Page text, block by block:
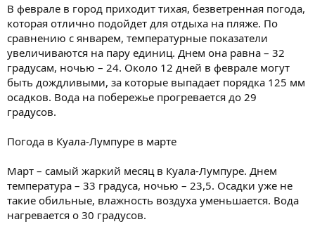
В феврале в город приходит тихая, безветренная погода,
которая отлично подойдет для отдыха на пляже. По
сравнению с январем, температурные показатели
увеличиваются на пару единиц. Днем она равна – 32
градусам, ночью – 24. Около 12 дней в феврале могут
быть дождливыми, за которые выпадает порядка 125 мм
осадков. Вода на побережье прогревается до 29
градусов.
Погода в Куала-Лумпуре в марте
Март – самый жаркий месяц в Куала-Лумпуре. Днем
температура – 33 градуса, ночью – 23,5. Осадки уже не
такие обильные, влажность воздуха уменьшается. Вода
нагревается о 30 градусов.